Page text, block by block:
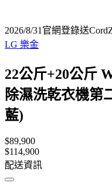
2026/8/31官網登錄送
LG 樂金
22公斤+20公斤
除濕洗乾衣機第
藍)
$89,900
$114,900
配送資訊